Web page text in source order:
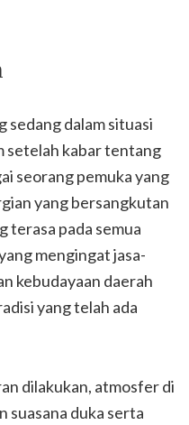
sedang dalam situasi
setelah kabar tentang
seorang pemuka yang
yang bersangkutan
terasa pada semua
mengingat jasa-
kebudayaan daerah
yang telah ada
dilakukan, atmosfer di
suasana duka serta